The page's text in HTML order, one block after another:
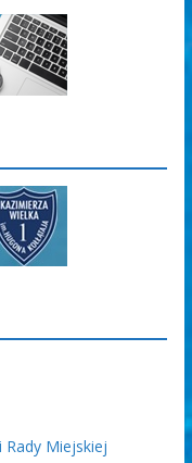
Miejskiej